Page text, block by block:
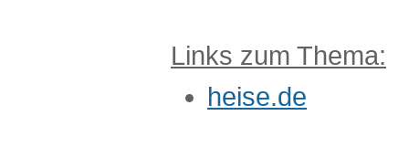
Links zum Thema:
heise.de